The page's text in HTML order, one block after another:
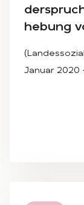
he­bung
Januar 2020